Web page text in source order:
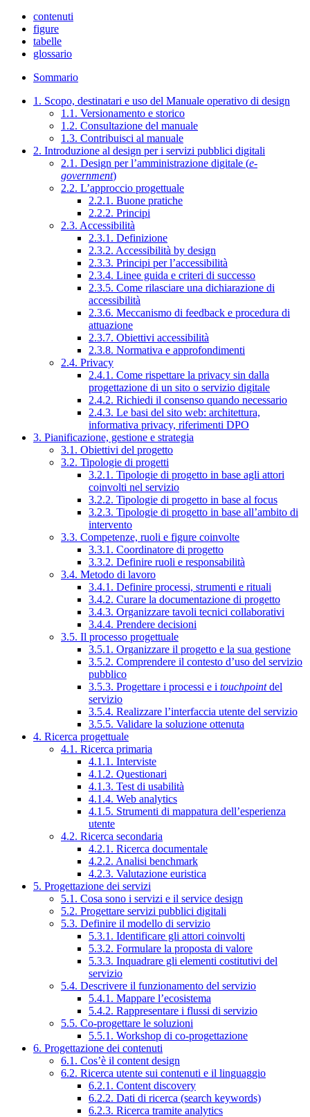
contenuti
figure
tabelle
glossario
Sommario
1. Scopo, destinatari e uso del Manuale operativo di design
1.1. Versionamento e storico
1.2. Consultazione del manuale
1.3. Contribuisci al manuale
2. Introduzione al design per i servizi pubblici digitali
2.1. Design per l’amministrazione digitale (e-
government)
2.2. L’approccio progettuale
2.2.1. Buone pratiche
2.2.2. Principi
2.3. Accessibilità
2.3.1. Definizione
2.3.2. Accessibilità by design
2.3.3. Principi per l’accessibilità
2.3.4. Linee guida e criteri di successo
2.3.5. Come rilasciare una dichiarazione di
accessibilità
2.3.6. Meccanismo di feedback e procedura di
attuazione
2.3.7. Obiettivi accessibilità
2.3.8. Normativa e approfondimenti
2.4. Privacy
2.4.1. Come rispettare la privacy sin dalla
progettazione di un sito o servizio digitale
2.4.2. Richiedi il consenso quando necessario
2.4.3. Le basi del sito web: architettura,
informativa privacy, riferimenti DPO
3. Pianificazione, gestione e strategia
3.1. Obiettivi del progetto
3.2. Tipologie di progetti
3.2.1. Tipologie di progetto in base agli attori
coinvolti nel servizio
3.2.2. Tipologie di progetto in base al focus
3.2.3. Tipologie di progetto in base all’ambito di
intervento
3.3. Competenze, ruoli e figure coinvolte
3.3.1. Coordinatore di progetto
3.3.2. Definire ruoli e responsabilità
3.4. Metodo di lavoro
3.4.1. Definire processi, strumenti e rituali
3.4.2. Curare la documentazione di progetto
3.4.3. Organizzare tavoli tecnici collaborativi
3.4.4. Prendere decisioni
3.5. Il processo progettuale
3.5.1. Organizzare il progetto e la sua gestione
3.5.2. Comprendere il contesto d’uso del servizio
pubblico
3.5.3. Progettare i processi e i touchpointdel
servizio
3.5.4. Realizzare l’interfaccia utente del servizio
3.5.5. Validare la soluzione ottenuta
4. Ricerca progettuale
4.1. Ricerca primaria
4.1.1. Interviste
4.1.2. Questionari
4.1.3. Test di usabilità
4.1.4. Web analytics
4.1.5. Strumenti di mappatura dell’esperienza
utente
4.2. Ricerca secondaria
4.2.1. Ricerca documentale
4.2.2. Analisi benchmark
4.2.3. Valutazione euristica
5. Progettazione dei servizi
5.1. Cosa sono i servizi e il service design
5.2. Progettare servizi pubblici digitali
5.3. Definire il modello di servizio
5.3.1. Identificare gli attori coinvolti
5.3.2. Formulare la proposta di valore
5.3.3. Inquadrare gli elementi costitutivi del
servizio
5.4. Descrivere il funzionamento del servizio
5.4.1. Mappare l’ecosistema
5.4.2. Rappresentare i flussi di servizio
5.5. Co-progettare le soluzioni
5.5.1. Workshop di co-progettazione
6. Progettazione dei contenuti
6.1. Cos’è il content design
6.2. Ricerca utente sui contenuti e il linguaggio
6.2.1. Content discovery
6.2.2. Dati di ricerca (search keywords)
6.2.3. Ricerca tramite analytics